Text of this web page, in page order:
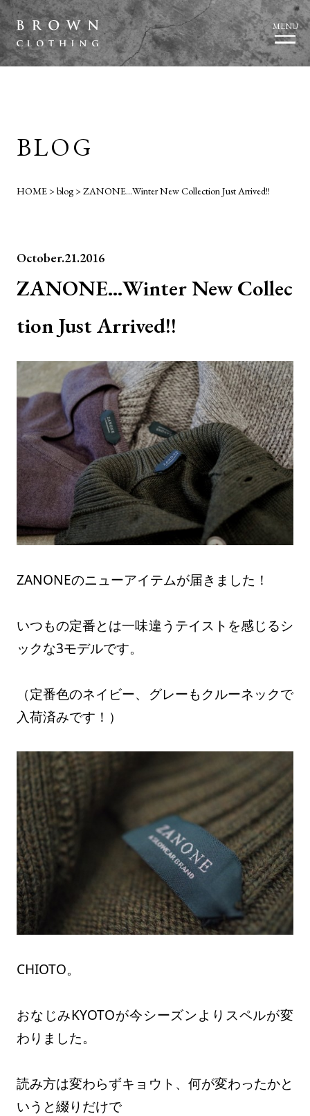
MENU
BLOG
HOME>blog>ZANONE…Winter New Collection Just Arrived!!
October.21.2016
ZANONE…Winter New Collec
tion Just Arrived!!
ZANONEのニューアイテムが届きました！
いつもの定番とは一味違うテイストを感じるシ
ックな3モデルです。
（定番色のネイビー、グレーもクルーネックで
入荷済みです！）
CHIOTO。
おなじみKYOTOが今シーズンよりスペルが変
わりました。
読み方は変わらずキョウト、何が変わったかと
いうと綴りだけで